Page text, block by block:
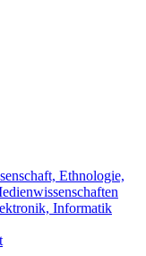
Ethnologie,
Informatik